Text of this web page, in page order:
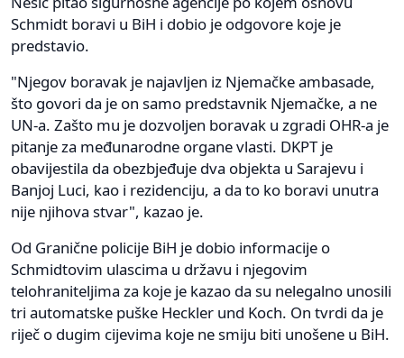
Schmidt boravi u BiH i dobio je odgovore koje je
predstavio.
"Njegov boravak je najavljen iz Njemačke ambasade,
što govori da je on samo predstavnik Njemačke, a ne
UN-a. Zašto mu je dozvoljen boravak u zgradi OHR-a je
pitanje za međunarodne organe vlasti. DKPT je
obavijestila da obezbjeđuje dva objekta u Sarajevu i
Banjoj Luci, kao i rezidenciju, a da to ko boravi unutra
nije njihova stvar", kazao je.
Od Granične policije BiH je dobio informacije o
Schmidtovim ulascima u državu i njegovim
telohraniteljima za koje je kazao da su nelegalno unosili
tri automatske puške Heckler und Koch. On tvrdi da je
riječ o dugim cijevima koje ne smiju biti unošene u BiH.